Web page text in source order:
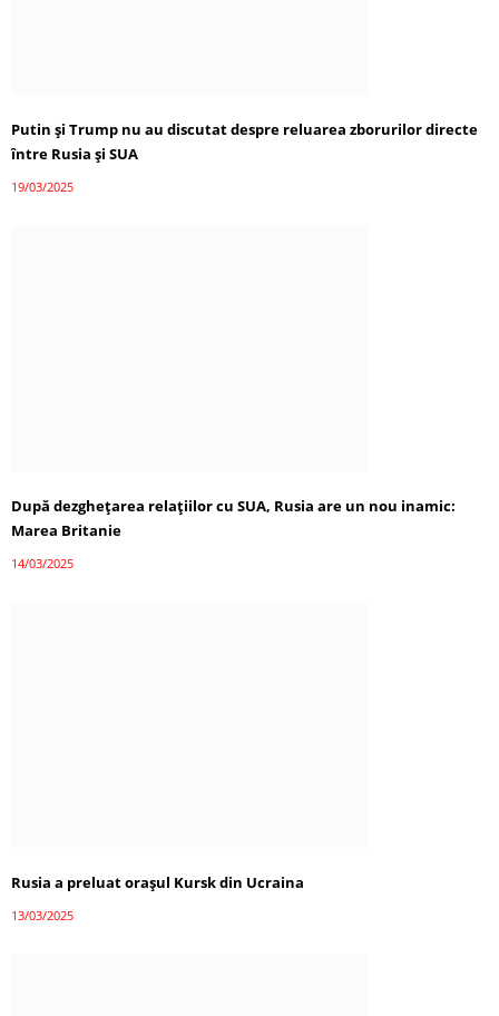
Putin și Trump nu au discutat despre reluarea zborurilor directe
între Rusia și SUA
19/03/2025
După dezghețarea relațiilor cu SUA, Rusia are un nou inamic:
Marea Britanie
14/03/2025
Rusia a preluat orașul Kursk din Ucraina
13/03/2025